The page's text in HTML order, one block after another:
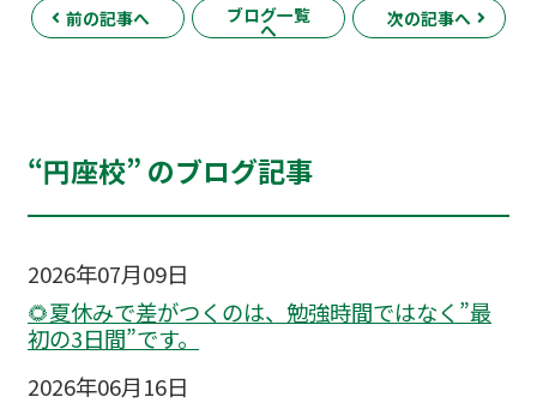
前の記事へ ブログ一覧
へ
次の記事へ
“円座校” のブログ記事
2026年07月09日
🌻夏休みで差がつくのは、勉強時間ではなく”最
初の3日間”です。
2026年06月16日